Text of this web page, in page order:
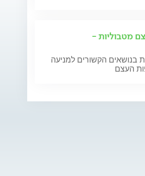
מטבוליות -
בנושאים הקשורים למניעה
העצם